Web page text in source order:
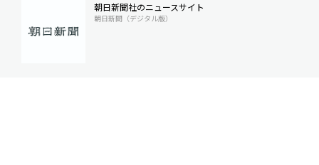
朝日新聞社のニュースサイト
朝日新聞（デジタル版）